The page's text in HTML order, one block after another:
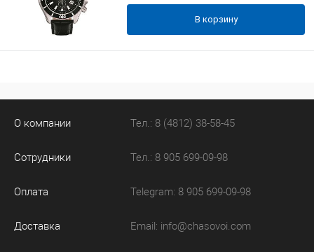
В корзину
О компании
Сотрудники
Оплата
Доставка
Тел.: 8 (4812) 38-58-45
Тел.: 8 905 699-09-98
Telegram: 8 905 699-09-98
Email: info@chasovoi.com